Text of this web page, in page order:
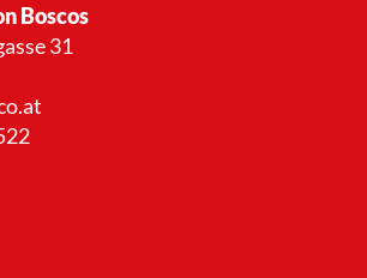
Boscos
31